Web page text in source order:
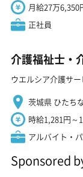
月給27万6,350
正社員
介護福祉士・
ウエルシア介護サ
茨城県 ひたち
時給1,281円～
アルバイト・
Sponsored